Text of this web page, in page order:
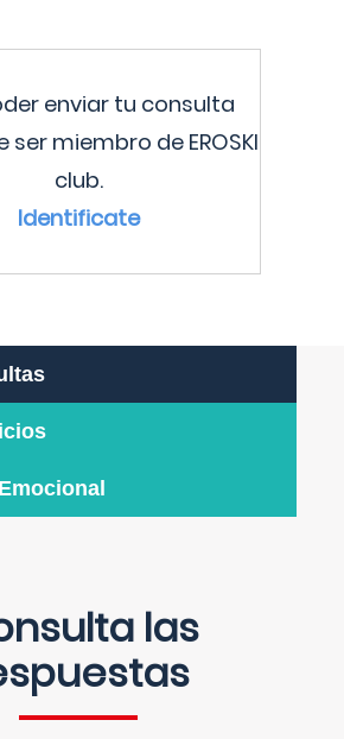
enviar tu consulta
ser miembro de EROSKI
club.
Identificate
las